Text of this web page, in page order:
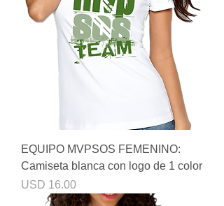
EQUIPO MVPSOS FEMENINO:
Camiseta blanca con logo de 1 color
Precio
USD 16.00